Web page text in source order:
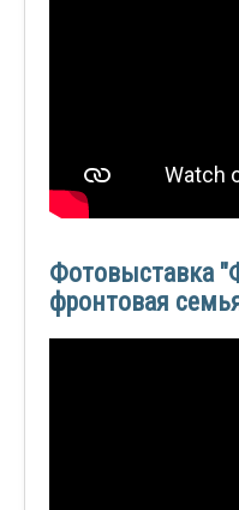
Фотовыставка
фронтовая